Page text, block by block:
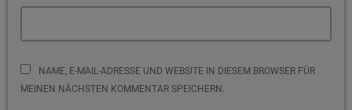
NAME, E-MAIL-ADRESSE UND WEBSITE IN DIESEM BROWSER FÜR
MEINEN NÄCHSTEN KOMMENTAR SPEICHERN.